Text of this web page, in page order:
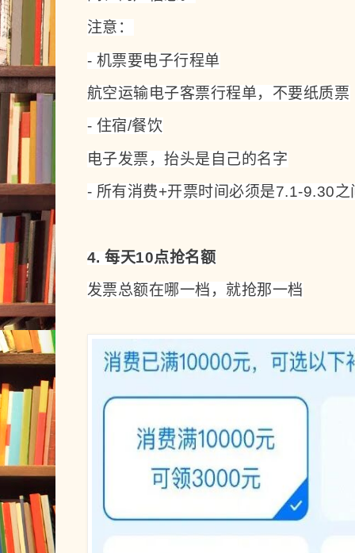
注意：
- 机票要电子行程单
航空运输电子客票行程单，不要纸质票
- 住宿/餐饮
电子发票，抬头是自己的名字
- 所有消费+开票时间必须是7.1-9.30之
4. 每天10点抢名额
发票总额在哪一档，就抢那一档